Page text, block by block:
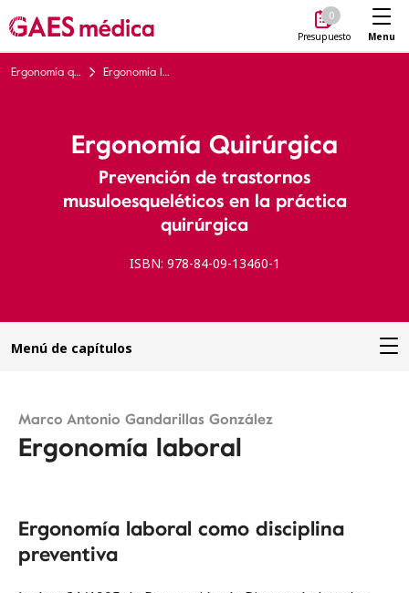
0
Presupuesto Menu
Ergonomía quirúrgica Ergonomía laboral
Ergonomía Quirúrgica
Prevención de trastornos
musuloesqueléticos en la práctica
quirúrgica
ISBN: 978-84-09-13460-1
Menú de capítulos
Prólogos e Introducción
Tema 01
Tema 02
Evaluación de los factores de riesgo
ergonómico
Marco Antonio Gandarillas González
Ergonomía laboral
Ergonomía laboral como disciplina
preventiva